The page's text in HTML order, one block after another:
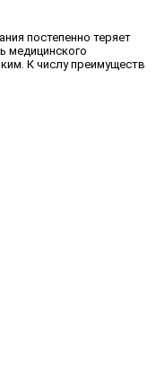
постепенно теряет
медицинского
К числу преимуществ